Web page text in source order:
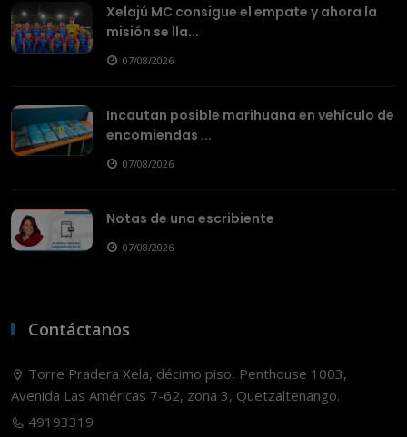
Xelajú MC consigue el empate y ahora la
misión se lla...
07/08/2026
Incautan posible marihuana en vehículo de
encomiendas ...
07/08/2026
Notas de una escribiente
07/08/2026
Contáctanos
Torre Pradera Xela, décimo piso, Penthouse 1003,
Avenida Las Américas 7-62, zona 3, Quetzaltenango.
49193319